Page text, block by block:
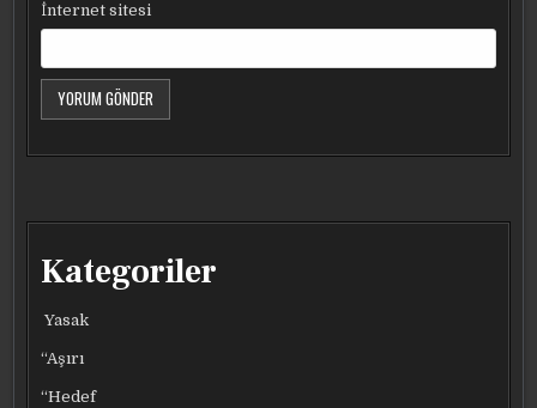
İnternet sitesi
Kategoriler
Yasak
“Aşırı
“Hedef